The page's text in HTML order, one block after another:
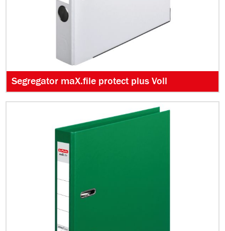
Segregator maX.file protect plus Voll